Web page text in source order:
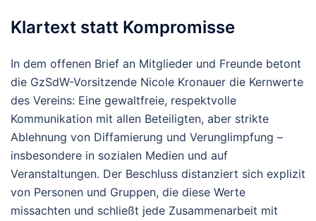
Klartext statt Kompromisse
In dem offenen Brief an Mitglieder und Freunde betont
die GzSdW-Vorsitzende Nicole Kronauer die Kernwerte
des Vereins: Eine gewaltfreie, respektvolle
Kommunikation mit allen Beteiligten, aber strikte
Ablehnung von Diffamierung und Verunglimpfung –
insbesondere in sozialen Medien und auf
Veranstaltungen. Der Beschluss distanziert sich explizit
von Personen und Gruppen, die diese Werte
missachten und schließt jede Zusammenarbeit mit